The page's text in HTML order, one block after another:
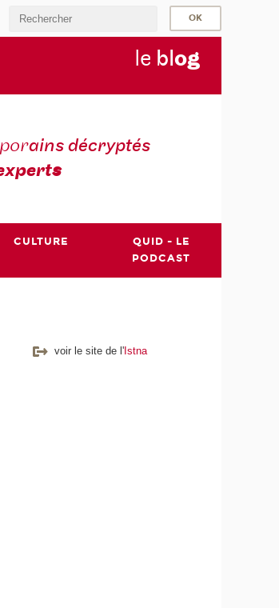
le blog
ains décryptés
s
CULTURE
QUID - LE
PODCAST
voir le site de l'Istna